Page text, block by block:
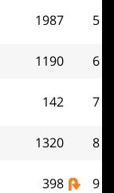
5
1987
6
1190
7
142
8
1320
9
398